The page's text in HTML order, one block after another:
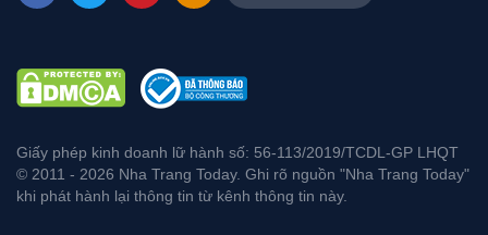
Giấy phép kinh doanh lữ hành số: 56-113/2019/TCDL-GP LHQT
© 2011 - 2026 Nha Trang Today. Ghi rõ nguồn "Nha Trang Today"
khi phát hành lại thông tin từ kênh thông tin này.